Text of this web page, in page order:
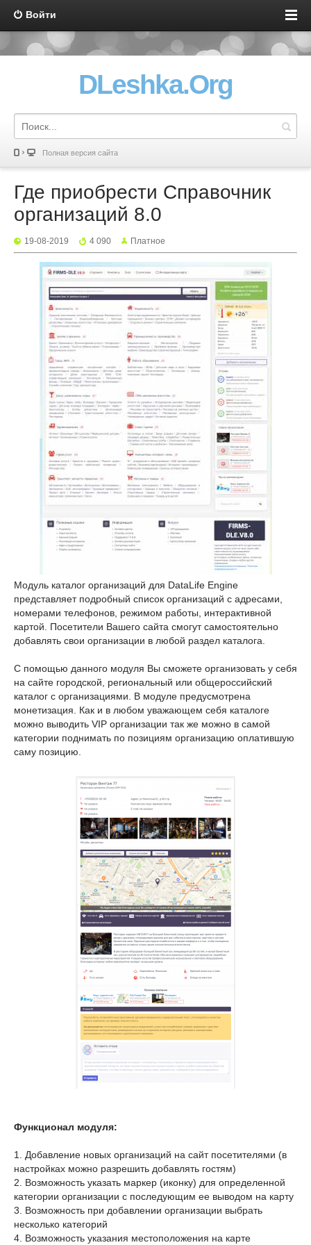
Войти
DLeshka.Org
Полная версия сайта
Где приобрести Справочник
организаций 8.0
19-08-2019 4 090 Платное
Модуль каталог организаций для DataLife Engine
представляет подробный список организаций с адресами,
номерами телефонов, режимом работы, интерактивной
картой. Посетители Вашего сайта смогут самостоятельно
добавлять свои организации в любой раздел каталога.
С помощью данного модуля Вы сможете организовать у себя
на сайте городской, региональный или общероссийский
каталог с организациями. В модуле предусмотрена
монетизация. Как и в любом уважающем себя каталоге
можно выводить VIP организации так же можно в самой
категории поднимать по позициям организацию оплатившую
саму позицию.
Функционал модуля:
1. Добавление новых организаций на сайт посетителями (в
настройках можно разрешить добавлять гостям)
2. Возможность указать маркер (иконку) для определенной
категории организации с последующим ее выводом на карту
3. Возможность при добавлении организации выбрать
несколько категорий
4. Возможность указания местоположения на карте